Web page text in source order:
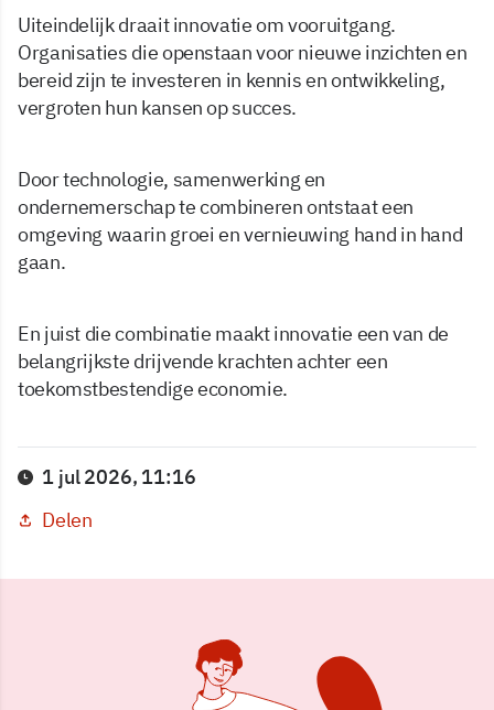
Uiteindelijk draait innovatie om vooruitgang.
Organisaties die openstaan voor nieuwe inzichten en
bereid zijn te investeren in kennis en ontwikkeling,
vergroten hun kansen op succes.
Door technologie, samenwerking en
ondernemerschap te combineren ontstaat een
omgeving waarin groei en vernieuwing hand in hand
gaan.
En juist die combinatie maakt innovatie een van de
belangrijkste drijvende krachten achter een
toekomstbestendige economie.
1 jul 2026, 11:16
Delen